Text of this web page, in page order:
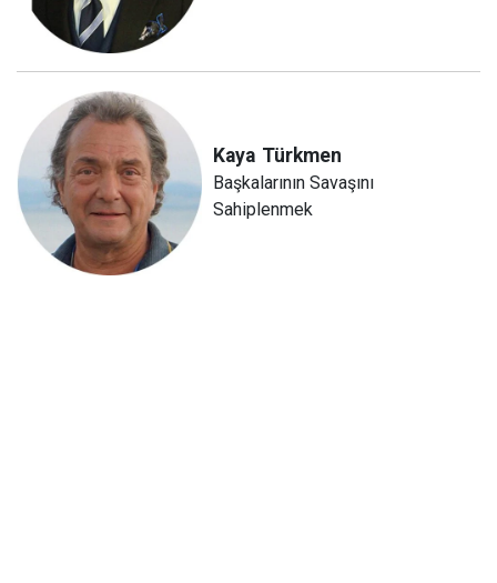
Kaya Türkmen
Başkalarının Savaşını
Sahiplenmek